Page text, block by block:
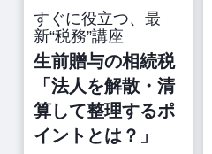
すぐに役立つ、最
新“税務”講座
生前贈与の相続税
「法人を解散・清
算して整理するポ
イントとは？」